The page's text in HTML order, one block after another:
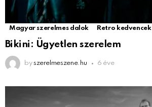
Magyar szerelmes dalok Retro kedvencek
Bikini: Ügyetlen szerelem
by szerelmeszene.hu 6 éve